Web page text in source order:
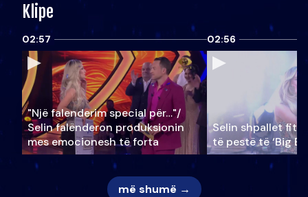
Klipe
02:57
"Një falenderim special për…"/
Selin falënderon produksionin
mes emocionesh të forta
02:56
Selin shpallet
të pestë të ‘Big
më shumë →